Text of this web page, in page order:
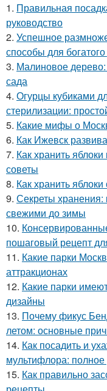
1. Правильная
руководство
2. Успешное
способы для
3. Малиновое
сада
4. Огурцы кубиками
стерилизации:
5. Какие мифы о
6. Как Ижевск
7. Как хранить
советы
8. Как хранить
9. Секреты хранения:
свежими до зимы
10.
пошаговый рецепт
11. Какие парки
аттракционах
12. Какие парки
дизайны
13. Почему фикус
летом: основные
14. Как посадить и
мультифлора: полное
15. Как правильно